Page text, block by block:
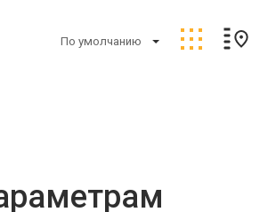
По умолчанию